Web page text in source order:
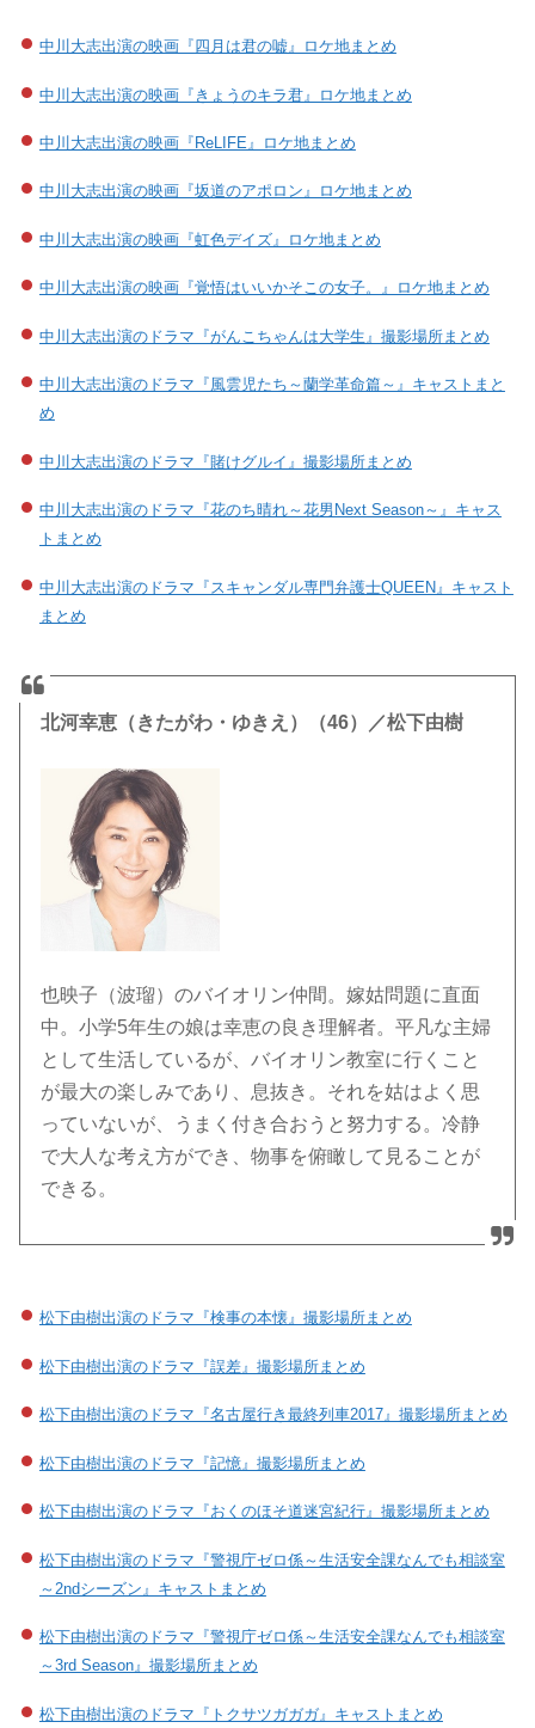
中川大志出演の映画『四月は君の嘘』ロケ地まとめ
中川大志出演の映画『きょうのキラ君』ロケ地まとめ
中川大志出演の映画『ReLIFE』ロケ地まとめ
中川大志出演の映画『坂道のアポロン』ロケ地まとめ
中川大志出演の映画『虹色デイズ』ロケ地まとめ
中川大志出演の映画『覚悟はいいかそこの女子。』ロケ地まとめ
中川大志出演のドラマ『がんこちゃんは大学生』撮影場所まとめ
中川大志出演のドラマ『風雲児たち～蘭学革命篇～』キャストまと
め
中川大志出演のドラマ『賭けグルイ』撮影場所まとめ
中川大志出演のドラマ『花のち晴れ～花男Next Season～』キャス
トまとめ
中川大志出演のドラマ『スキャンダル専門弁護士QUEEN』キャスト
まとめ
北河幸恵（きたがわ・ゆきえ）（46）／松下由樹
也映子（波瑠）のバイオリン仲間。嫁姑問題に直面
中。小学5年生の娘は幸恵の良き理解者。平凡な主婦
として生活しているが、バイオリン教室に行くこと
が最大の楽しみであり、息抜き。それを姑はよく思
っていないが、うまく付き合おうと努力する。冷静
で大人な考え方ができ、物事を俯瞰して見ることが
できる。
松下由樹出演のドラマ『検事の本懐』撮影場所まとめ
松下由樹出演のドラマ『誤差』撮影場所まとめ
松下由樹出演のドラマ『名古屋行き最終列車2017』撮影場所まとめ
松下由樹出演のドラマ『記憶』撮影場所まとめ
松下由樹出演のドラマ『おくのほそ道迷宮紀行』撮影場所まとめ
松下由樹出演のドラマ『警視庁ゼロ係～生活安全課なんでも相談室
～2ndシーズン』キャストまとめ
松下由樹出演のドラマ『警視庁ゼロ係～生活安全課なんでも相談室
～3rd Season』撮影場所まとめ
松下由樹出演のドラマ『トクサツガガガ』キャストまとめ